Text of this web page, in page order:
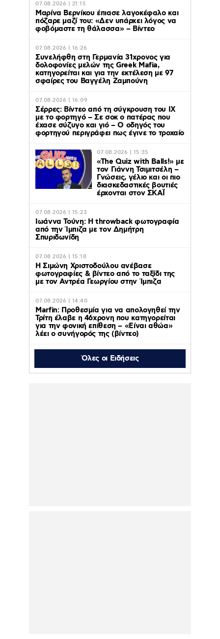
07.08.2026 | 21:15
Μαρίνα Βερνίκου έπιασε λαγοκέφαλο και
πόζαρε μαζί του: «Δεν υπάρχει λόγος να
φοβόμαστε τη θάλασσα» – Βίντεο
07.08.2026 | 16:26
Συνελήφθη στη Γερμανία 31χρονος για
δολοφονίες μελών της Greek Mafia,
κατηγορείται και για την εκτέλεση με 97
σφαίρες του Βαγγέλη Ζαμπούνη
07.08.2026 | 16:09
Σέρρες: Βίντεο από τη σύγκρουση του ΙΧ
με το φορτηγό – Σε σοκ ο πατέρας που
έχασε σύζυγο και γιό – Ο οδηγός του
φορτηγού περιγράφει πως έγινε το τροχαίο
07.08.2026 | 15:35
«The Quiz with Balls!» με
τον Γιάννη Τσιμιτσέλη –
Γνώσεις, γέλιο και οι πιο
διασκεδαστικές βουτιές
έρχονται στον ΣΚΑΪ
07.08.2026 | 15:23
Ιωάννα Τούνη: Η throwback φωτογραφία
από την Ίμπιζα με τον Δημήτρη
Σπυριδωνίδη
07.08.2026 | 15:18
Η Σιμώνη Χριστοδούλου ανέβασε
φωτογραφίες & βίντεο από το ταξίδι της
με τον Αντρέα Γεωργίου στην Ίμπιζα
07.08.2026 | 14:40
Marfin: Προθεσμία για να απολογηθεί την
Τρίτη έλαβε η 46χρονη που κατηγορείται
για την φονική επίθεση – «Είναι αθώα»
λέει ο συνήγορός της (βίντεο)
Όλες οι Ειδήσεις